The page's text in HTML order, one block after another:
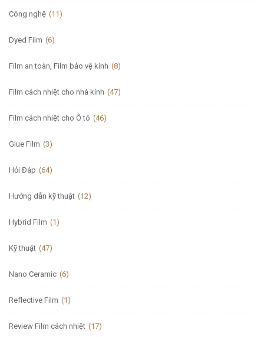
Công nghệ (11)
Dyed Film (6)
Film an toàn, Film bảo vệ kính (8)
Film cách nhiệt cho nhà kính (47)
Film cách nhiệt cho Ô tô (46)
Glue Film (3)
Hỏi Đáp (64)
Hướng dẫn kỹ thuật (12)
Hybrid Film (1)
Kỹ thuật (47)
Nano Ceramic (6)
Reflective Film (1)
Review Film cách nhiệt (17)